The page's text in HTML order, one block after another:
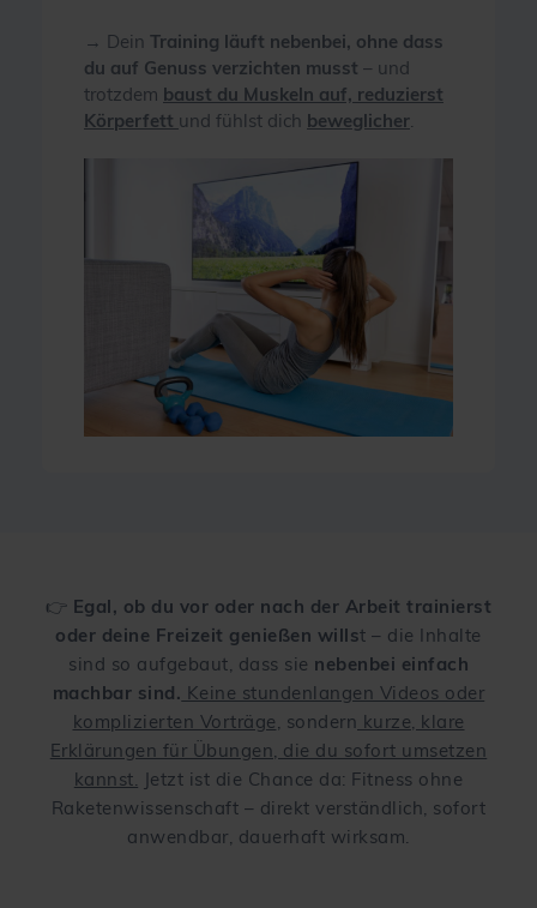
→ Dein Training läuft nebenbei, ohne dass
du auf Genuss verzichten musst – und
trotzdem baust du Muskeln auf, reduzierst
Körperfett und fühlst dich beweglicher.
👉 Egal, ob du vor oder nach der Arbeit trainierst
oder deine Freizeit genießen willst – die Inhalte
sind so aufgebaut, dass sie nebenbei einfach
machbar sind. Keine stundenlangen Videos oder
komplizierten Vorträge, sondern kurze, klare
Erklärungen für Übungen, die du sofort umsetzen
kannst. Jetzt ist die Chance da: Fitness ohne
Raketenwissenschaft – direkt verständlich, sofort
anwendbar, dauerhaft wirksam.